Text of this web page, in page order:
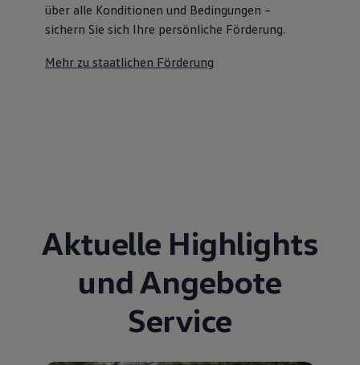
über alle Konditionen und Bedingungen –
sichern Sie sich Ihre persönliche Förderung.
Mehr zu staatlichen Förderung
Aktuelle Highlights
und Angebote
Service